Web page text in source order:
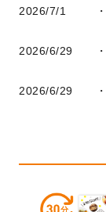
2026/7/1
2026/6/29
2026/6/29